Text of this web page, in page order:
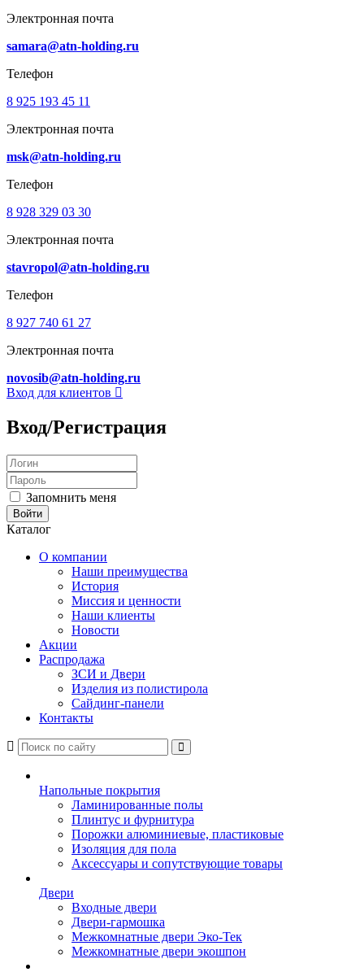
Электронная почта
samara@atn-holding.ru
Телефон
8 925 193 45 11
Электронная почта
msk@atn-holding.ru
Телефон
8 928 329 03 30
Электронная почта
stavropol@atn-holding.ru
Телефон
8 927 740 61 27
Электронная почта
novosib@atn-holding.ru
Вход для клиентов
Вход/Регистрация
Запомнить меня
Каталог
О компании
Наши преимущества
История
Миссия и ценности
Наши клиенты
Новости
Акции
Распродажа
ЗСИ и Двери
Изделия из полистирола
Сайдинг-панели
Контакты
Напольные покрытия
Ламинированные полы
Плинтус и фурнитура
Порожки алюминиевые, пластиковые
Изоляция для пола
Аксессуары и сопутствующие товары
Двери
Входные двери
Двери-гармошка
Межкомнатные двери Эко-Тек
Межкомнатные двери экошпон